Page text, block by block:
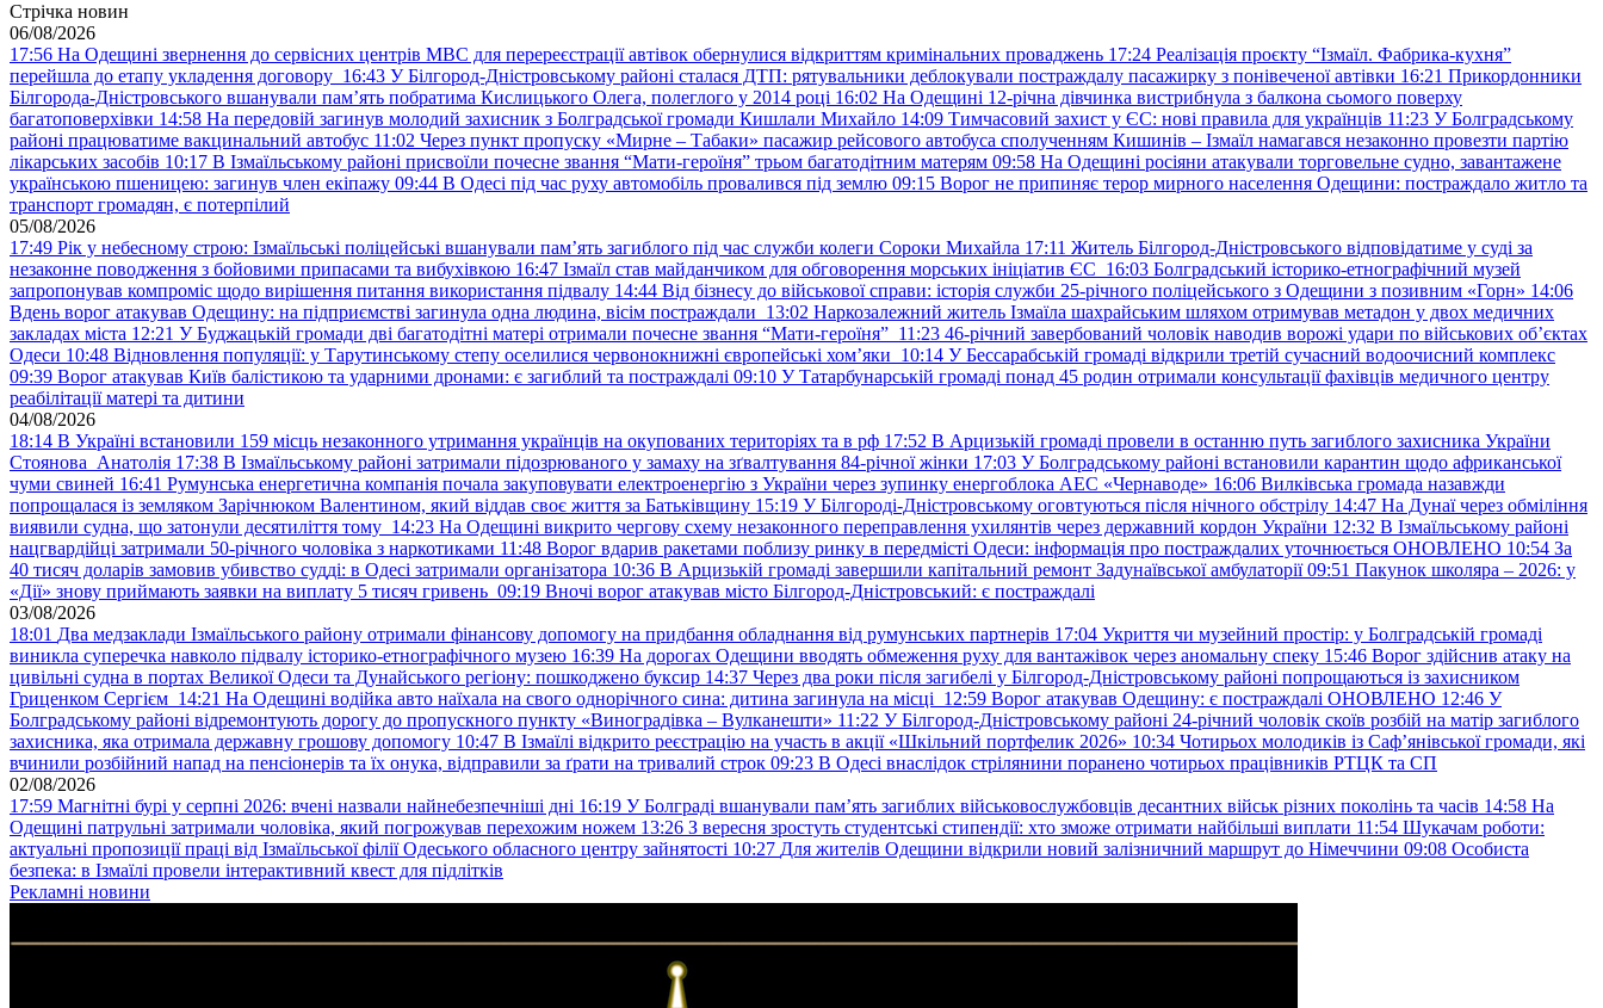
Стрічка новин
06/08/2026
17:56 На Одещині звернення до сервісних центрів МВС для перереєстрації автівок обернулися відкриттям кримінальних проваджень 17:24 Реалізація проєкту “Ізмаїл. Фабрика-кухня”
перейшла до етапу укладення договору 16:43 У Білгород-Дністровському районі сталася ДТП: рятувальники деблокували постраждалу пасажирку з понівеченої автівки 16:21 Прикордонники
Білгорода-Дністровського вшанували пам’ять побратима Кислицького Олега, полеглого у 2014 році 16:02 На Одещині 12-річна дівчинка вистрибнула з балкона сьомого поверху
багатоповерхівки 14:58 На передовій загинув молодий захисник з Болградської громади Кишлали Михайло 14:09 Тимчасовий захист у ЄС: нові правила для українців 11:23 У Болградському
районі працюватиме вакцинальний автобус 11:02 Через пункт пропуску «Мирне – Табаки» пасажир рейсового автобуса сполученням Кишинів – Ізмаїл намагався незаконно провезти партію
лікарських засобів 10:17 В Ізмаїльському районі присвоїли почесне звання “Мати-героїня” трьом багатодітним матерям 09:58 На Одещині росіяни атакували торговельне судно, завантажене
українською пшеницею: загинув член екіпажу 09:44 В Одесі під час руху автомобіль провалився під землю 09:15 Ворог не припиняє терор мирного населення Одещини: постраждало житло та
транспорт громадян, є потерпілий
05/08/2026
17:49 Рік у небесному строю: Ізмаїльські поліцейські вшанували пам’ять загиблого під час служби колеги Сороки Михайла 17:11 Житель Білгород-Дністровського відповідатиме у суді за
незаконне поводження з бойовими припасами та вибухівкою 16:47 Ізмаїл став майданчиком для обговорення морських ініціатив ЄС 16:03 Болградський історико-етнографічний музей
запропонував компроміс щодо вирішення питання використання підвалу 14:44 Від бізнесу до військової справи: історія служби 25-річного поліцейського з Одещини з позивним «Горн» 14:06
Вдень ворог атакував Одещину: на підприємстві загинула одна людина, вісім постраждали 13:02 Наркозалежний житель Ізмаїла шахрайським шляхом отримував метадон у двох медичних
закладах міста 12:21 У Буджацькій громади дві багатодітні матері отримали почесне звання “Мати-героїня” 11:23 46-річний завербований чоловік наводив ворожі удари по військових обʼєктах
Одеси 10:48 Відновлення популяції: у Тарутинському степу оселилися червонокнижні європейські хом’яки 10:14 У Бессарабській громаді відкрили третій сучасний водоочисний комплекс
09:39 Ворог атакував Київ балістикою та ударними дронами: є загиблий та постраждалі 09:10 У Татарбунарській громаді понад 45 родин отримали консультації фахівців медичного центру
реабілітації матері та дитини
04/08/2026
18:14 В Україні встановили 159 місць незаконного утримання українців на окупованих територіях та в рф 17:52 В Арцизькій громаді провели в останню путь загиблого захисника України
Стоянова Анатолія 17:38 В Ізмаїльському районі затримали підозрюваного у замаху на зґвалтування 84-річної жінки 17:03 У Болградському районі встановили карантин щодо африканської
чуми свиней 16:41 Румунська енергетична компанія почала закуповувати електроенергію з України через зупинку енергоблока АЕС «Чернаводе» 16:06 Вилківська громада назавжди
попрощалася із земляком Зарічнюком Валентином, який віддав своє життя за Батьківщину 15:19 У Білгороді-Дністровському оговтуються після нічного обстрілу 14:47 На Дунаї через обміління
виявили судна, що затонули десятиліття тому 14:23 На Одещині викрито чергову схему незаконного переправлення ухилянтів через державний кордон України 12:32 В Ізмаїльському районі
нацгвардійці затримали 50-річного чоловіка з наркотиками 11:48 Ворог вдарив ракетами поблизу ринку в передмісті Одеси: інформація про постраждалих уточнюється ОНОВЛЕНО 10:54 За
40 тисяч доларів замовив убивство судді: в Одесі затримали організатора 10:36 В Арцизькій громаді завершили капітальний ремонт Задунаївської амбулаторії 09:51 Пакунок школяра – 2026: у
«Дії» знову приймають заявки на виплату 5 тисяч гривень 09:19 Вночі ворог атакував місто Білгород-Дністровський: є постраждалі
03/08/2026
18:01 Два медзаклади Ізмаїльського району отримали фінансову допомогу на придбання обладнання від румунських партнерів 17:04 Укриття чи музейний простір: у Болградській громаді
виникла суперечка навколо підвалу історико-етнографічного музею 16:39 На дорогах Одещини вводять обмеження руху для вантажівок через аномальну спеку 15:46 Ворог здійснив атаку на
цивільні судна в портах Великої Одеси та Дунайського регіону: пошкоджено буксир 14:37 Через два роки після загибелі у Білгород-Дністровському районі попрощаються із захисником
Гриценком Сергієм 14:21 На Одещині водійка авто наїхала на свого однорічного сина: дитина загинула на місці 12:59 Ворог атакував Одещину: є постраждалі ОНОВЛЕНО 12:46 У
Болградському районі відремонтують дорогу до пропускного пункту «Виноградівка – Вулканешти» 11:22 У Білгород-Дністровському районі 24-річний чоловік скоїв розбій на матір загиблого
захисника, яка отримала державну грошову допомогу 10:47 В Ізмаїлі відкрито реєстрацію на участь в акції «Шкільний портфелик 2026» 10:34 Чотирьох молодиків із Саф’янівської громади, які
вчинили розбійний напад на пенсіонерів та їх онука, відправили за ґрати на тривалий строк 09:23 В Одесі внаслідок стрілянини поранено чотирьох працівників РТЦК та СП
02/08/2026
17:59 Магнітні бурі у серпні 2026: вчені назвали найнебезпечніші дні 16:19 У Болграді вшанували пам’ять загиблих військовослужбовців десантних військ різних поколінь та часів 14:58 На
Одещині патрульні затримали чоловіка, який погрожував перехожим ножем 13:26 З вересня зростуть студентські стипендії: хто зможе отримати найбільші виплати 11:54 Шукачам роботи:
актуальні пропозиції праці від Ізмаїльської філії Одеського обласного центру зайнятості 10:27 Для жителів Одещини відкрили новий залізничний маршрут до Німеччини 09:08 Особиста
безпека: в Ізмаїлі провели інтерактивний квест для підлітків
Рекламні новини